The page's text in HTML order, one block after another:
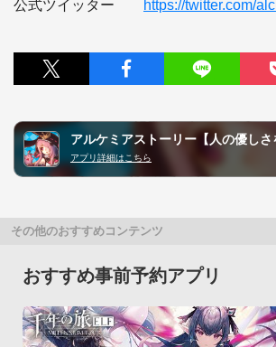
公式ツイッター
https://twitter.com/
アルケミアストーリー【人の優しさ
アプリ詳細はこちら
その他のおすすめコンテンツ
おすすめ事前予約アプリ